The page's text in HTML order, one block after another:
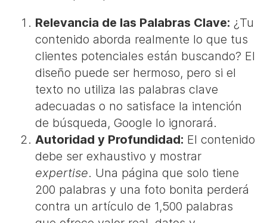
Relevancia de las Palabras Clave: ¿Tu
contenido aborda realmente lo que tus
clientes potenciales están buscando? El
diseño puede ser hermoso, pero si el
texto no utiliza las palabras clave
adecuadas o no satisface la intención
de búsqueda, Google lo ignorará.
Autoridad y Profundidad: El contenido
debe ser exhaustivo y mostrar
expertise. Una página que solo tiene
200 palabras y una foto bonita perderá
contra un artículo de 1,500 palabras